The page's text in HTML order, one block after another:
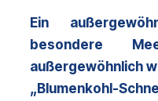
Ein
besondere
außergewöhnlich
„Blumenkohl-